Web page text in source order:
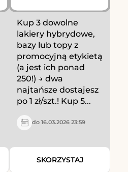
Kup 3 dowolne
lakiery hybrydowe,
bazy lub topy z
promocyjną etykietą
(a jest ich ponad
250!) → dwa
najtańsze dostajesz
po 1 zł/szt.! Kup 5...
do 16.03.2026 23:59
SKORZYSTAJ